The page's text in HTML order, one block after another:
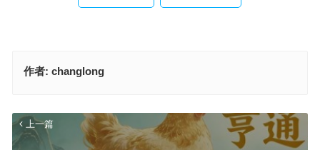
作者: changlong
上一篇